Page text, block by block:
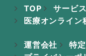
TOP
サービ
医療オンライン
運営会社
特